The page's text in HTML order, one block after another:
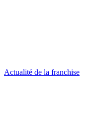
Actualité de la franchise